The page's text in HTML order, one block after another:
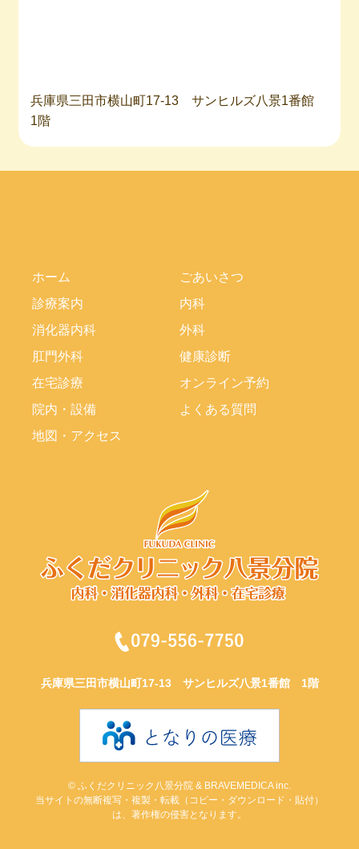
兵庫県三田市横山町17-13 サンヒルズ八景1番館
1階
ホーム
ごあいさつ
診療案内
内科
消化器内科
外科
肛門外科
健康診断
在宅診療
オンライン予約
院内・設備
よくある質問
地図・アクセス
兵庫県三田市横山町17-13 サンヒルズ八景1番館 1階
© ふくだクリニック八景分院 & BRAVEMEDICA inc.
当サイトの無断複写・複製・転載（コピー・ダウンロード・貼付）
は、著作権の侵害となります。